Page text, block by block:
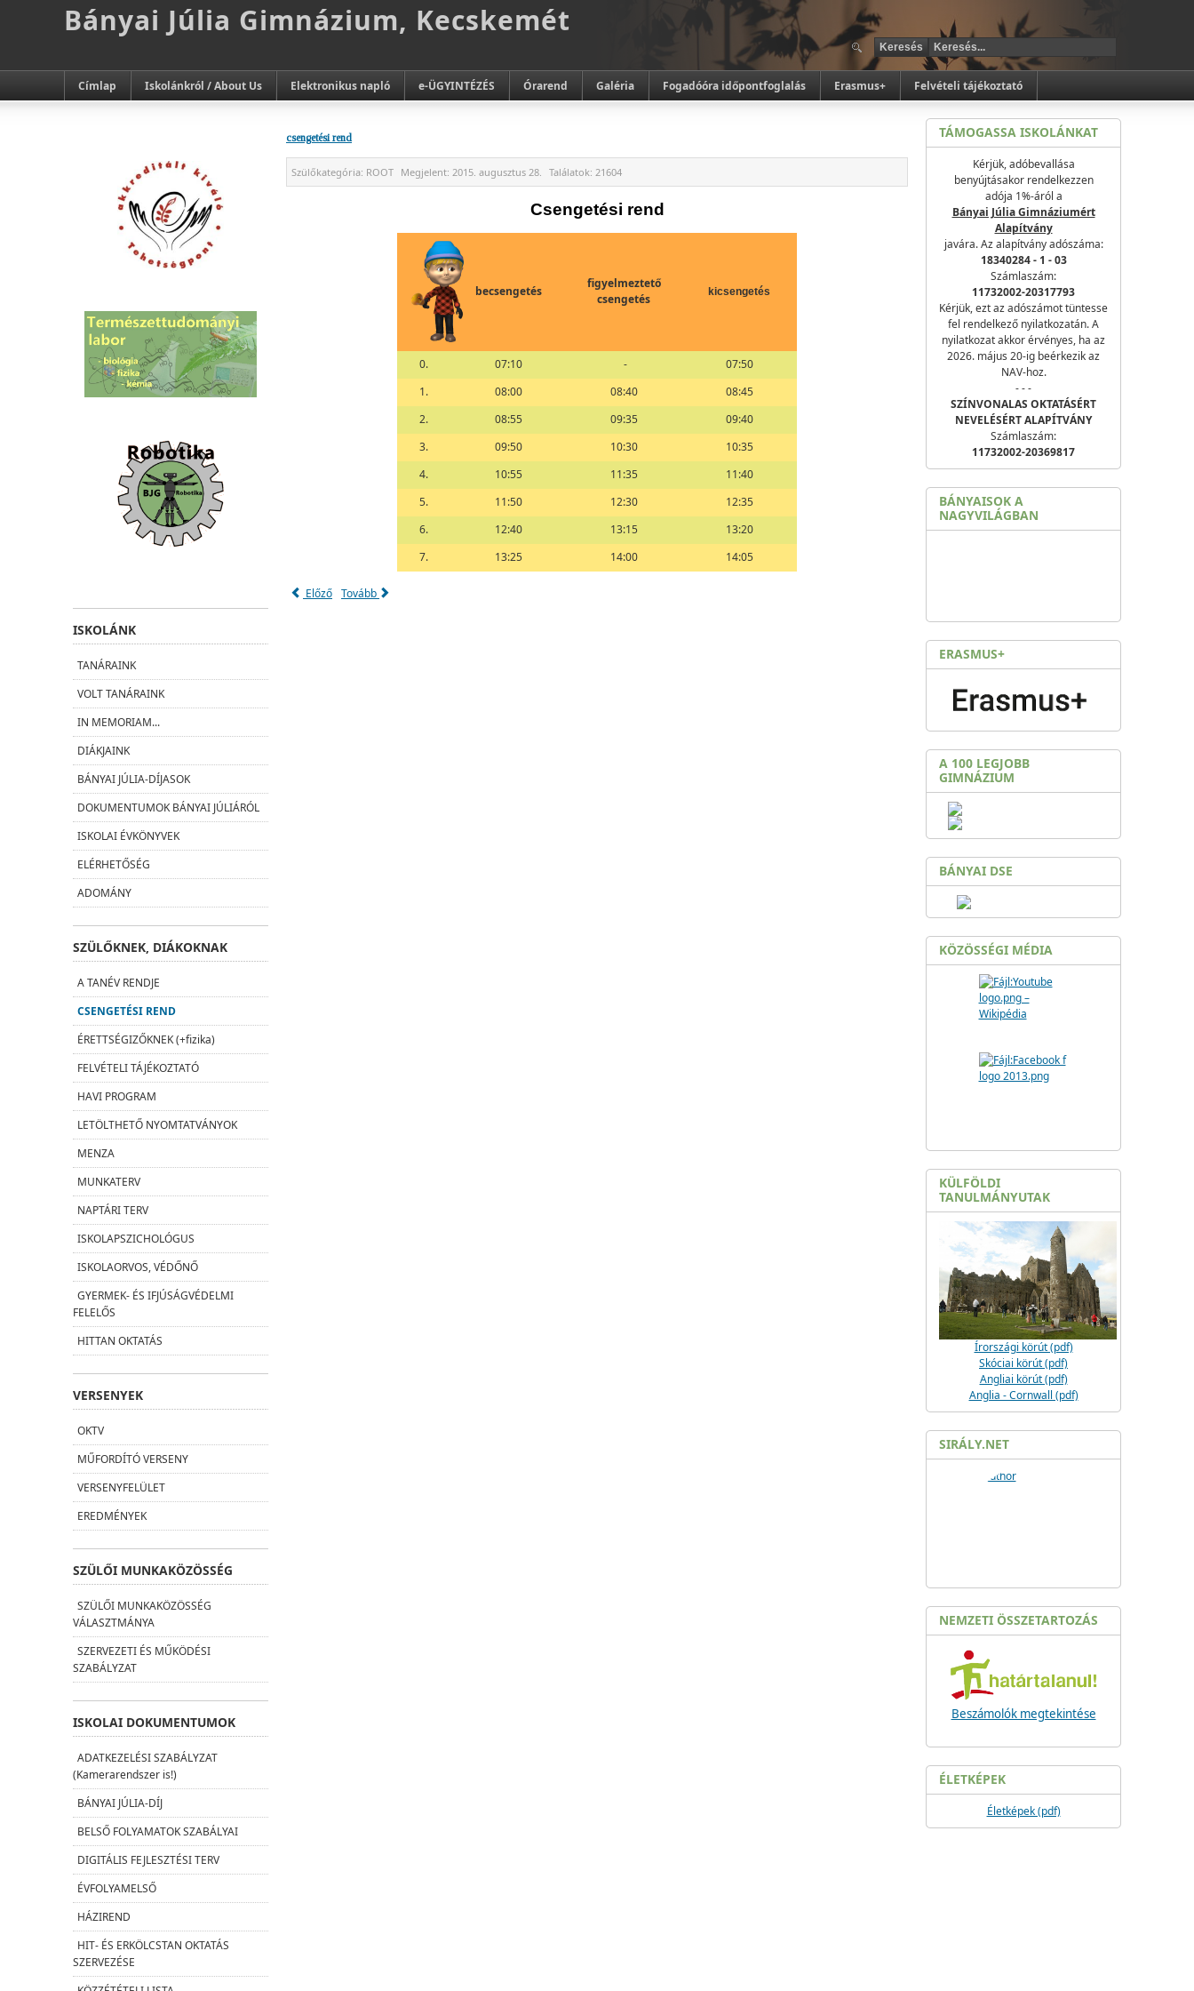
Bányai Júlia Gimnázium, Kecskemét
Címlap Iskolánkról / About Us Elektronikus napló e-ÜGYINTÉZÉS Órarend Galéria Fogadóóra időpontfoglalás Erasmus+ Felvételi tájékoztató
csengetési rend
Szülőkategória: ROOT Megjelent: 2015. augusztus 28. Találatok: 21604
Csengetési rend
becsengetés
figyelmeztető
csengetés
kicsengetés
0. 07:10 -
07:50
1.
08:00 08:40
08:45
2.
08:55 09:35
09:40
3.
09:50 10:30
10:35
4.
10:55 11:35
11:40
5.
11:50 12:30
12:35
6.
12:40 13:15
13:20
7.
13:25 14:00 14:05
Előző Tovább
ISKOLÁNK
TANÁRAINK
VOLT TANÁRAINK
IN MEMORIAM...
DIÁKJAINK
BÁNYAI JÚLIA-DÍJASOK
DOKUMENTUMOK BÁNYAI JÚLIÁRÓL
ISKOLAI ÉVKÖNYVEK
ELÉRHETŐSÉG
ADOMÁNY
SZÜLŐKNEK, DIÁKOKNAK
A TANÉV RENDJE
CSENGETÉSI REND
ÉRETTSÉGIZŐKNEK (+fizika)
FELVÉTELI TÁJÉKOZTATÓ
HAVI PROGRAM
LETÖLTHETŐ NYOMTATVÁNYOK
MENZA
MUNKATERV
NAPTÁRI TERV
ISKOLAPSZICHOLÓGUS
ISKOLAORVOS, VÉDŐNŐ
GYERMEK- ÉS IFJÚSÁGVÉDELMI
FELELŐS
HITTAN OKTATÁS
VERSENYEK
OKTV
MŰFORDÍTÓ VERSENY
VERSENYFELÜLET
EREDMÉNYEK
SZÜLŐI MUNKAKÖZÖSSÉG
SZÜLŐI MUNKAKÖZÖSSÉG
VÁLASZTMÁNYA
SZERVEZETI ÉS MŰKÖDÉSI
SZABÁLYZAT
ISKOLAI DOKUMENTUMOK
ADATKEZELÉSI SZABÁLYZAT
(Kamerarendszer is!)
BÁNYAI JÚLIA-DÍJ
BELSŐ FOLYAMATOK SZABÁLYAI
DIGITÁLIS FEJLESZTÉSI TERV
ÉVFOLYAMELSŐ
HÁZIREND
HIT- ÉS ERKÖLCSTAN OKTATÁS
SZERVEZÉSE
TÁMOGASSA ISKOLÁNKAT
Kérjük, adóbevallása
benyújtásakor rendelkezzen
adója 1%-áról a
Bányai Júlia Gimnáziumért
Alapítvány
javára. Az alapítvány adószáma:
18340284 - 1 - 03
Számlaszám:
11732002-20317793
Kérjük, ezt az adószámot tüntesse
fel rendelkező nyilatkozatán. A
nyilatkozat akkor érvényes, ha az
2026. május 20-ig beérkezik az
NAV-hoz.
- - -
SZÍNVONALAS OKTATÁSÉRT
NEVELÉSÉRT ALAPÍTVÁNY
Számlaszám:
11732002-20369817
BÁNYAISOK A
NAGYVILÁGBAN
ERASMUS+
A 100 LEGJOBB
GIMNÁZIUM
BÁNYAI DSE
KÖZÖSSÉGI MÉDIA
KÜLFÖLDI
TANULMÁNYUTAK
Írországi körút (pdf)
Skóciai körút (pdf)
Angliai körút (pdf)
Anglia - Cornwall (pdf)
SIRÁLY.NET
NEMZETI ÖSSZETARTOZÁS
Beszámolók megtekintése
ÉLETKÉPEK
Életképek (pdf)